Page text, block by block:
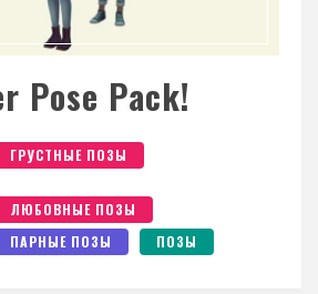
Pose Pack!
ГРУСТНЫЕ ПОЗЫ
ЛЮБОВНЫЕ ПОЗЫ
ПАРНЫЕ ПОЗЫ
ПОЗЫ